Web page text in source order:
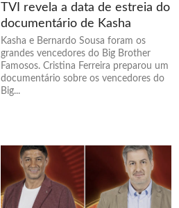
TVI revela a data de estreia do
documentário de Kasha
Kasha e Bernardo Sousa foram os
grandes vencedores do Big Brother
Famosos. Cristina Ferreira preparou um
documentário sobre os vencedores do
Big...